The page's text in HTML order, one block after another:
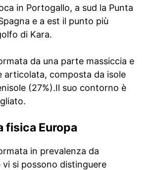
in Portogallo, a sud la Punta
e a est il punto più
di Kara.
da una parte massiccia e
articolata, composta da isole
(27%).Il suo contorno è
fisica Europa
in prevalenza da
vi si possono distinguere